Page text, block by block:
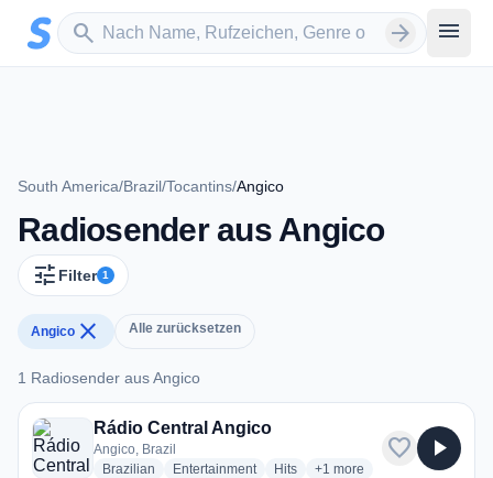
Zum Hauptinhalt springen
search
Sender suchen arrow_forward menu
South America/Brazil/Tocantins/Angico
Radiosender aus Angico
tune Filter 1
Angico close Alle zurücksetzen
1 Radiosender aus Angico
1 Radiosender aus Angico
Rádio Central Angico
Angico, Brazil
Brazilian radio stations
Entertainmentradio stations
Hitsradio stations
+1 more genres for Rádio
more
favorite play_arrow